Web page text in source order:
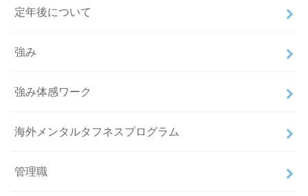
定年後について
強み
強み体感ワーク
海外メンタルタフネスプログラム
管理職